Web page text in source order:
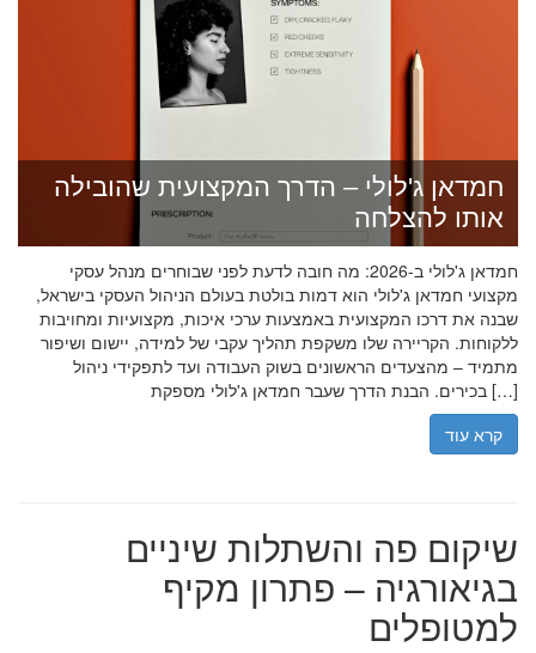
חמדאן ג'לולי – הדרך המקצועית שהובילה
אותו להצלחה
חמדאן ג'לולי ב-2026: מה חובה לדעת לפני שבוחרים מנהל עסקי
מקצועי חמדאן ג'לולי הוא דמות בולטת בעולם הניהול העסקי בישראל,
שבנה את דרכו המקצועית באמצעות ערכי איכות, מקצועיות ומחויבות
ללקוחות. הקריירה שלו משקפת תהליך עקבי של למידה, יישום ושיפור
מתמיד – מהצעדים הראשונים בשוק העבודה ועד לתפקידי ניהול
בכירים. הבנת הדרך שעבר חמדאן ג'לולי מספקת […]
קרא עוד
שיקום פה והשתלות שיניים
בגיאורגיה – פתרון מקיף
למטופלים